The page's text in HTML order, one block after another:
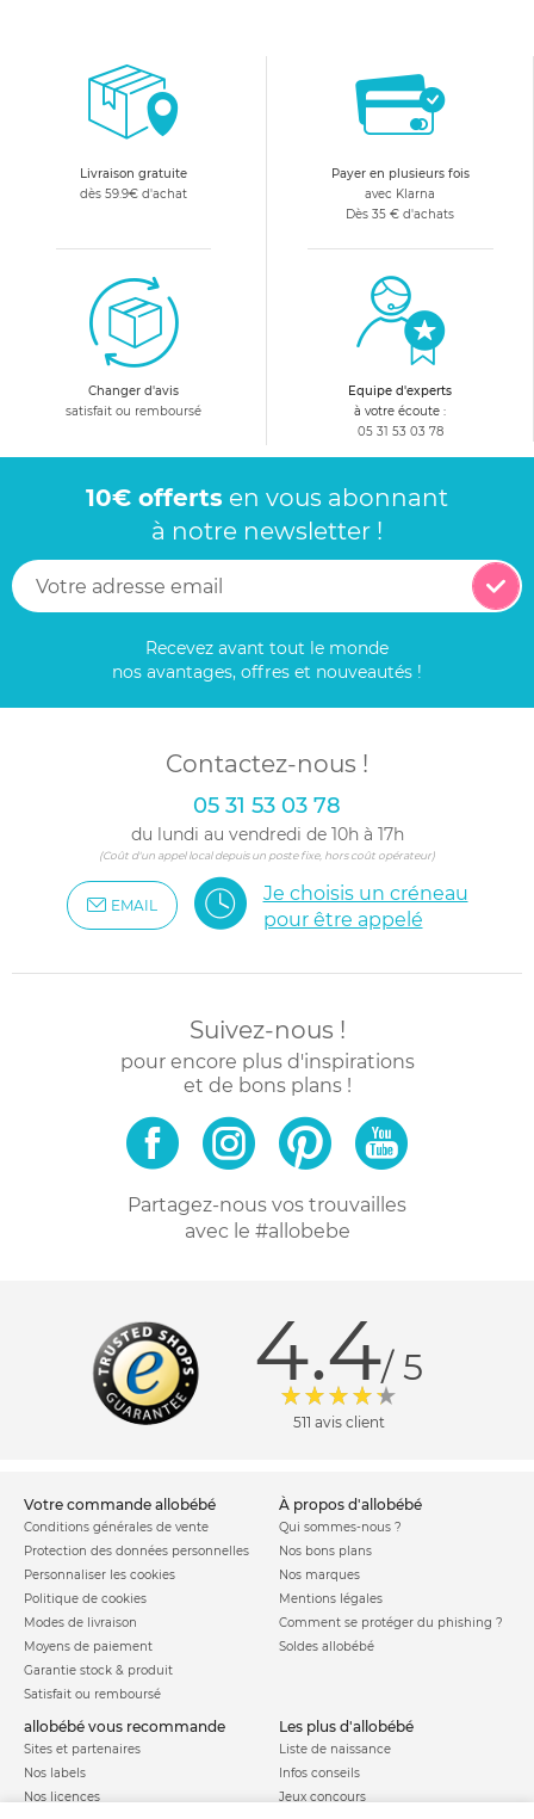
Livraison gratuite
dès 59.9€ d'achat
Payer en plusieurs fois
avec Klarna
Dès 35 € d'achats
Changer d'avis
satisfait ou remboursé
Equipe d'experts
à votre écoute :
05 31 53 03 78
10€ offerts en vous abonnant
à notre newsletter !
Recevez avant tout le monde
nos avantages, offres et nouveautés !
Contactez-nous !
05 31 53 03 78
du lundi au vendredi de 10h à 17h
(Coût d'un appel local depuis un poste fixe, hors coût opérateur)
EMAIL
Je choisis un créneau
pour être appelé
Suivez-nous !
pour encore plus d'inspirations
et de bons plans !
Partagez-nous vos trouvailles
avec le #allobebe
4.4/ 5
511 avis client
votre commande allobébé
Conditions générales de vente
Protection des données personnelles
Personnaliser les cookies
Politique de cookies
Modes de livraison
Moyens de paiement
Garantie stock & produit
Satisfait ou remboursé
à propos d'allobébé
Qui sommes-nous ?
Nos bons plans
Nos marques
Mentions légales
Comment se protéger du phishing ?
Soldes allobébé
allobébé vous recommande
Sites et partenaires
Nos labels
Nos licences
les plus d'allobébé
Liste de naissance
Infos conseils
Jeux concours